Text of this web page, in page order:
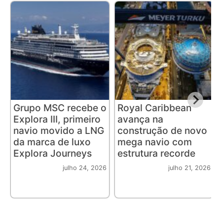
Grupo MSC recebe o
Explora III, primeiro
navio movido a LNG
da marca de luxo
Explora Journeys
julho 24, 2026
Royal Caribbean
avança na
construção de novo
mega navio com
estrutura recorde
julho 21, 2026